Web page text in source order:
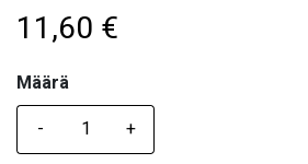
11,60 €
Määrä
Määrä